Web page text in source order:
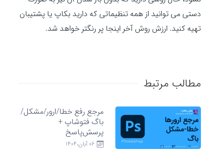
دستی می توانید از همه تنظیماتی که دارید بکاپ یا پشتیبان
تهیه کنید. ارزش روش آخر اینجا پر رنگتر خواهد شد.
مطالب مرتبط
مرجع رفع خطا/ارور/مشکل/
باگ فتوشاپ +
پرسش‌پاسخ
06 آبان،1404